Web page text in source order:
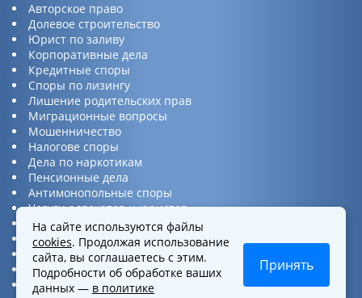
Авторское право
Долевое строительство
Юрист по заливу
Корпоративные дела
Кредитные споры
Споры по лизингу
Лишение родительских прав
Миграционные вопросы
Мошенничество
Налогове споры
Дела по наркотикам
Пенсионные дела
Антимонопольные споры
Услуги адвокатов и юристов
Юридическая консультация
Споры по ДТП
Защита прав потребителей
Услуги по бизнес вопросам
Интеллектуальная собственность
На сайте используются файлы
cookies. Продолжая использование
сайта, вы соглашаетесь с этим.
Подробности об обработке ваших
данных — в политике
Принять